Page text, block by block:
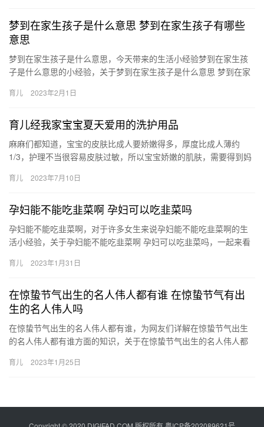
梦到在家生孩子是什么意思 梦到在家生孩子有哪些
意思
梦到在家生孩子是什么意思，今天带来的生活小经验梦到在家生孩
子是什么意思的小经验，关于梦到在家生孩子是什么意思 梦到在家
己…
育儿 2023年2月1日
育儿经我家宝宝夏天爱用的洗护用品
麻麻们都知道，宝宝的皮肤比成人要娇嫩得多，厚度比成人薄约
1/3，护理不当很容易皮肤过敏，所以宝宝娇嫩的肌肤，需要得到妈
肤…
育儿 2023年7月10日
孕妇能不能吃韭菜啊 孕妇可以吃韭菜吗
孕妇能不能吃韭菜啊，对于许多女生来说孕妇能不能吃韭菜啊的生
活小经验，关于孕妇能不能吃韭菜啊 孕妇可以吃韭菜吗，一起来看
妇…
育儿 2023年1月31日
在惊蛰节气出生的名人伟人都有谁 在惊蛰节气有出
生的名人伟人吗
在惊蛰节气出生的名人伟人都有谁，为网友们详解在惊蛰节气出生
的名人伟人都有谁方面的知识，关于在惊蛰节气出生的名人伟人都
1、…
育儿 2023年1月25日